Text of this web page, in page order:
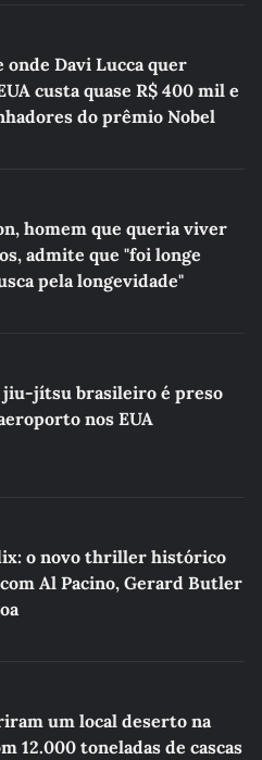
Davi Lucca quer
custa quase R$ 400 mil e
do prêmio Nobel
homem que queria viver
admite que "foi longe
pela longevidade"
jiu-jítsu brasileiro é preso
nos EUA
o novo thriller histórico
Al Pacino, Gerard Butler
um local deserto na
12.000 toneladas de cascas